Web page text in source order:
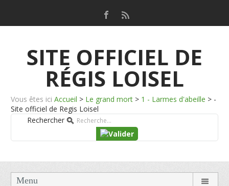
SITE OFFICIEL DE
RÉGIS LOISEL
Vous êtes ici Accueil > Le grand mort > 1 - Larmes d'abeille > -
Site officiel de Regis Loisel
Rechercher
Menu